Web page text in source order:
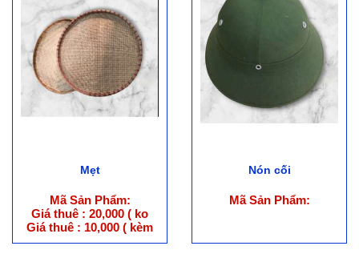
Mẹt
Mã Sản Phẩm:
Giá thuê : 20,000 ( ko
trang phục )
Giá thuê : 10,000 ( kèm
trang phục )
Nón cối
Mã Sản Phẩm: